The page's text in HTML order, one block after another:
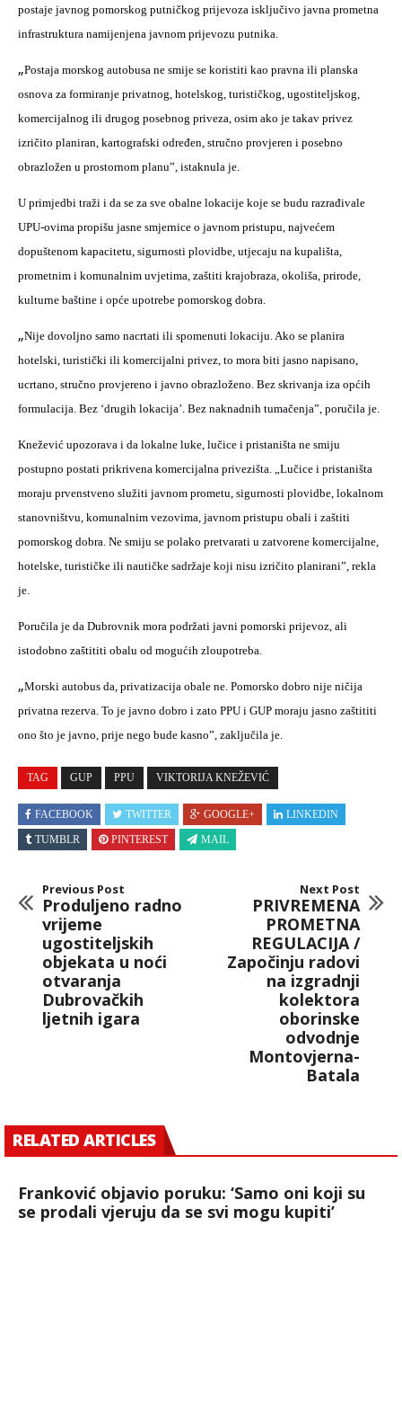
postaje javnog pomorskog putničkog prijevoza isključivo javna prometna
infrastruktura namijenjena javnom prijevozu putnika.
„Postaja morskog autobusa ne smije se koristiti kao pravna ili planska
osnova za formiranje privatnog, hotelskog, turističkog, ugostiteljskog,
komercijalnog ili drugog posebnog priveza, osim ako je takav privez
izričito planiran, kartografski određen, stručno provjeren i posebno
obrazložen u prostornom planu”, istaknula je.
U primjedbi traži i da se za sve obalne lokacije koje se budu razrađivale
UPU-ovima propišu jasne smjernice o javnom pristupu, najvećem
dopuštenom kapacitetu, sigurnosti plovidbe, utjecaju na kupališta,
prometnim i komunalnim uvjetima, zaštiti krajobraza, okoliša, prirode,
kulturne baštine i opće upotrebe pomorskog dobra.
„Nije dovoljno samo nacrtati ili spomenuti lokaciju. Ako se planira
hotelski, turistički ili komercijalni privez, to mora biti jasno napisano,
ucrtano, stručno provjereno i javno obrazloženo. Bez skrivanja iza općih
formulacija. Bez ‘drugih lokacija’. Bez naknadnih tumačenja”, poručila je.
Knežević upozorava i da lokalne luke, lučice i pristaništa ne smiju
postupno postati prikrivena komercijalna privezišta. „Lučice i pristaništa
moraju prvenstveno služiti javnom prometu, sigurnosti plovidbe, lokalnom
stanovništvu, komunalnim vezovima, javnom pristupu obali i zaštiti
pomorskog dobra. Ne smiju se polako pretvarati u zatvorene komercijalne,
hotelske, turističke ili nautičke sadržaje koji nisu izričito planirani”, rekla
je.
Poručila je da Dubrovnik mora podržati javni pomorski prijevoz, ali
istodobno zaštititi obalu od mogućih zloupotreba.
„Morski autobus da, privatizacija obale ne. Pomorsko dobro nije ničija
privatna rezerva. To je javno dobro i zato PPU i GUP moraju jasno zaštititi
ono što je javno, prije nego bude kasno”, zaključila je.
TAG GUP PPU VIKTORIJA KNEŽEVIĆ
FACEBOOK TWITTER GOOGLE+
LINKEDIN
TUMBLR
PINTEREST MAIL
Previous Post
Produljeno radno
vrijeme
ugostiteljskih
objekata u noći
otvaranja
Dubrovačkih
ljetnih igara
Next Post
PRIVREMENA
PROMETNA
REGULACIJA /
Započinju radovi
na izgradnji
kolektora
oborinske
odvodnje
Montovjerna-
Batala
RELATED ARTICLES
Franković objavio poruku: ‘Samo oni koji su
se prodali vjeruju da se svi mogu kupiti’